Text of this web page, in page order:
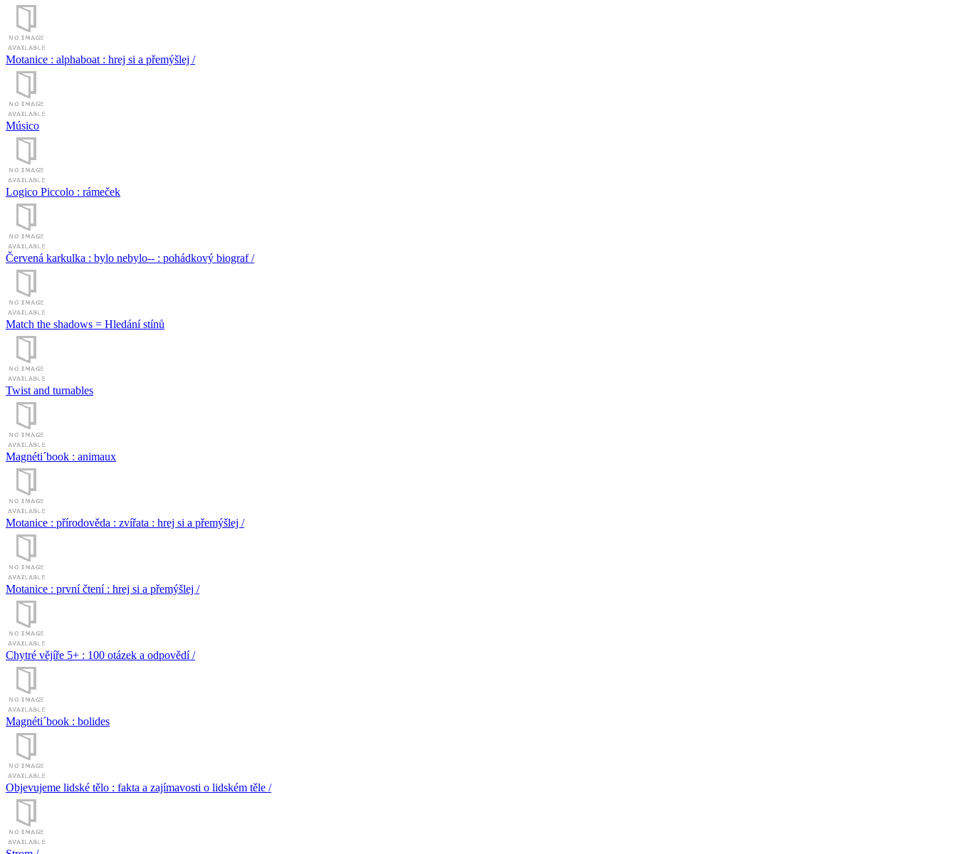
Motanice : alphaboat : hrej si a přemýšlej /
Músico
Logico Piccolo : rámeček
Červená karkulka : bylo nebylo-- : pohádkový biograf /
Match the shadows = Hledání stínů
Twist and turnables
Magnéti´book : animaux
Motanice : přírodověda : zvířata : hrej si a přemýšlej /
Motanice : první čtení : hrej si a přemýšlej /
Chytré vějíře 5+ : 100 otázek a odpovědí /
Magnéti´book : bolides
Objevujeme lidské tělo : fakta a zajímavosti o lidském těle /